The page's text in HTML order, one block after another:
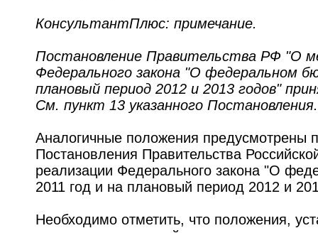
КонсультантПлюс: примечание.
Постановление Правительства РФ "О
Федерального закона "О федеральном
плановый период 2012 и 2013 годов"
См. пункт 13 указанного Постановления.
Аналогичные положения предусмотрены
Постановления Правительства
реализации Федерального закона "О
2011 год и на плановый период 2012 и
Необходимо отметить, что положения,